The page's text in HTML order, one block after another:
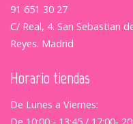
91 651 30 27
C/ Real, 4. San Sebastian
Reyes. Madrid
Horario tiendas
De Lunes a Viernes: